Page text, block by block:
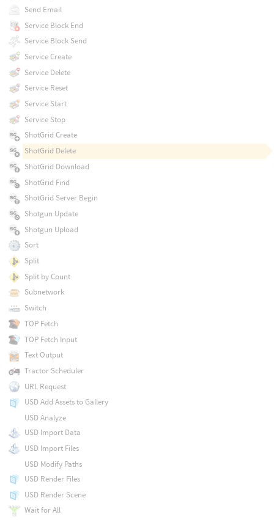
Send Email
Service Block End
Service Block Send
Service Create
Service Delete
Service Reset
Service Start
Service Stop
ShotGrid Create
ShotGrid Delete
ShotGrid Download
ShotGrid Find
ShotGrid Server Begin
Shotgun Update
Shotgun Upload
Sort
Split
Split by Count
Subnetwork
Switch
TOP Fetch
TOP Fetch Input
Text Output
Tractor Scheduler
URL Request
USD Add Assets to Gallery
USD Analyze
USD Import Data
USD Import Files
USD Modify Paths
USD Render Files
USD Render Scene
Wait for All